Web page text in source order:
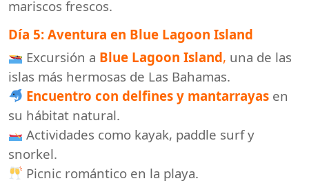
mariscos frescos.
Día 5: Aventura en Blue Lagoon Island
Excursión a Blue Lagoon Island, una de las
islas más hermosas de Las Bahamas.
Encuentro con delfines y mantarrayas en
su hábitat natural.
Actividades como kayak, paddle surf y
snorkel.
Picnic romántico en la playa.